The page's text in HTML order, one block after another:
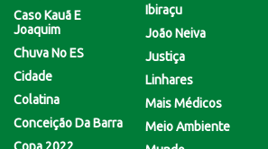
Caso Kauã E
Joaquim
Chuva No ES
Cidade
Colatina
Conceição Da Barra
Copa 2022
Ibiraçu
João Neiva
Justiça
Linhares
Mais Médicos
Meio Ambiente